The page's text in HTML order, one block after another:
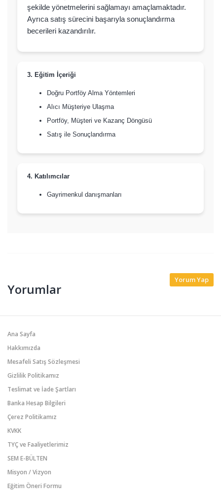
şekilde yönetmelerini sağlamayı amaçlamaktadır.
Ayrıca satış sürecini başarıyla sonuçlandırma
becerileri kazandırılır.
3. Eğitim İçeriği
Doğru Portföy Alma Yöntemleri
Alıcı Müşteriye Ulaşma
Portföy, Müşteri ve Kazanç Döngüsü
Satış ile Sonuçlandırma
4. Katılımcılar
Gayrimenkul danışmanları
Yorumlar
Yorum Yap
Ana Sayfa
Hakkımızda
Mesafeli Satış Sözleşmesi
Gizlilik Politikamız
Teslimat ve İade Şartları
Banka Hesap Bilgileri
Çerez Politikamız
KVKK
TYÇ ve Faaliyetlerimiz
SEM E-BÜLTEN
Misyon / Vizyon
Eğitim Öneri Formu